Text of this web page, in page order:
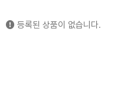
등록된 상품이 없습니다.